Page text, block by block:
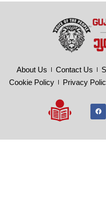
About Us Contact Us
Cookie Policy
Privacy